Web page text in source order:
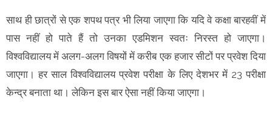
साथ ही छात्रों से एक शपथ पत्र भी लिया जाएगा कि यदि वे कक्षा बारहवीं में
पास नहीं हो पाते हैं तो उनका एडमिशन स्वतः निरस्त हो जाएगा।
विश्वविद्यालय में अलग-अलग विषयों में करीब एक हजार सीटों पर प्रवेश दिया
जाएगा। हर साल विश्वविद्यालय प्रवेश परीक्षा के लिए देशभर में 23 परीक्षा
केन्द्र बनाता था। लेकिन इस बार ऐसा नहीं किया जाएगा।